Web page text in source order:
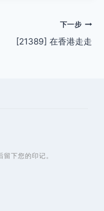
下一步
[21389] 在香港走走
留下您的印记。